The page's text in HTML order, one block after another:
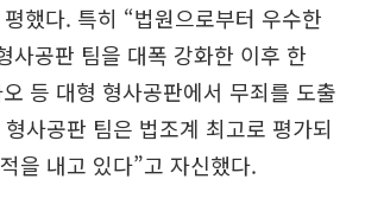
했다. 특히 “법원으로부터 우수한
사공판 팀을 대폭 강화한 이후 한
등 대형 형사공판에서 무죄를 도출
사공판 팀은 법조계 최고로 평가되
을 내고 있다”고 자신했다.